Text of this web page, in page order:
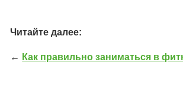
Читайте далее:
← Как правильно заниматься в